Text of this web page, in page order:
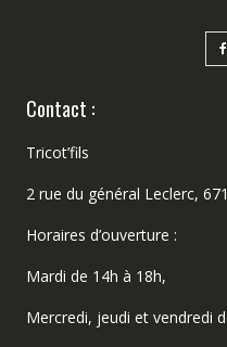
Contact :
Tricot’fils
2 rue du général Leclerc,
Horaires d’ouverture :
Mardi de 14h à 18h,
Mercredi, jeudi et vendredi